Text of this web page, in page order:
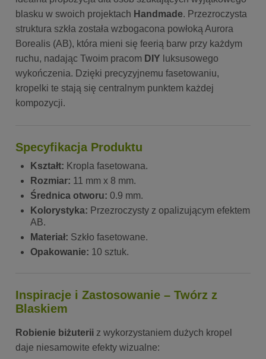
blasku w swoich projektach Handmade. Przezroczysta
struktura szkła została wzbogacona powłoką Aurora
Borealis (AB), która mieni się feerią barw przy każdym
ruchu, nadając Twoim pracom DIY luksusowego
wykończenia. Dzięki precyzyjnemu fasetowaniu,
kropelki te stają się centralnym punktem każdej
kompozycji.
Specyfikacja Produktu
Kształt: Kropla fasetowana.
Rozmiar: 11 mm x 8 mm.
Średnica otworu: 0.9 mm.
Kolorystyka: Przezroczysty z opalizującym efektem
AB.
Materiał: Szkło fasetowane.
Opakowanie: 10 sztuk.
Inspiracje i Zastosowanie – Twórz z
Blaskiem
Robienie biżuterii z wykorzystaniem dużych kropel
daje niesamowite efekty wizualne: